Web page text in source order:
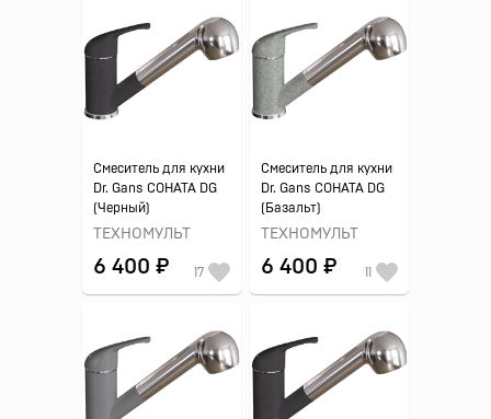
Смеситель для кухни
Dr. Gans СОНАТА DG
(Черный)
ТЕХНОМУЛЬТ
6 400 ₽ 17
Смеситель для кухни
Dr. Gans СОНАТА DG
(Базальт)
ТЕХНОМУЛЬТ
6 400 ₽ 11